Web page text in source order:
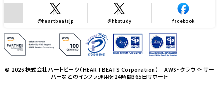
@heartbeatsjp @hbstudy facebook
© 2026 株式会社ハートビーツ（HEARTBEATS Corporation）｜AWS・クラウド・サー
バーなどのインフラ運用を24時間365日サポート